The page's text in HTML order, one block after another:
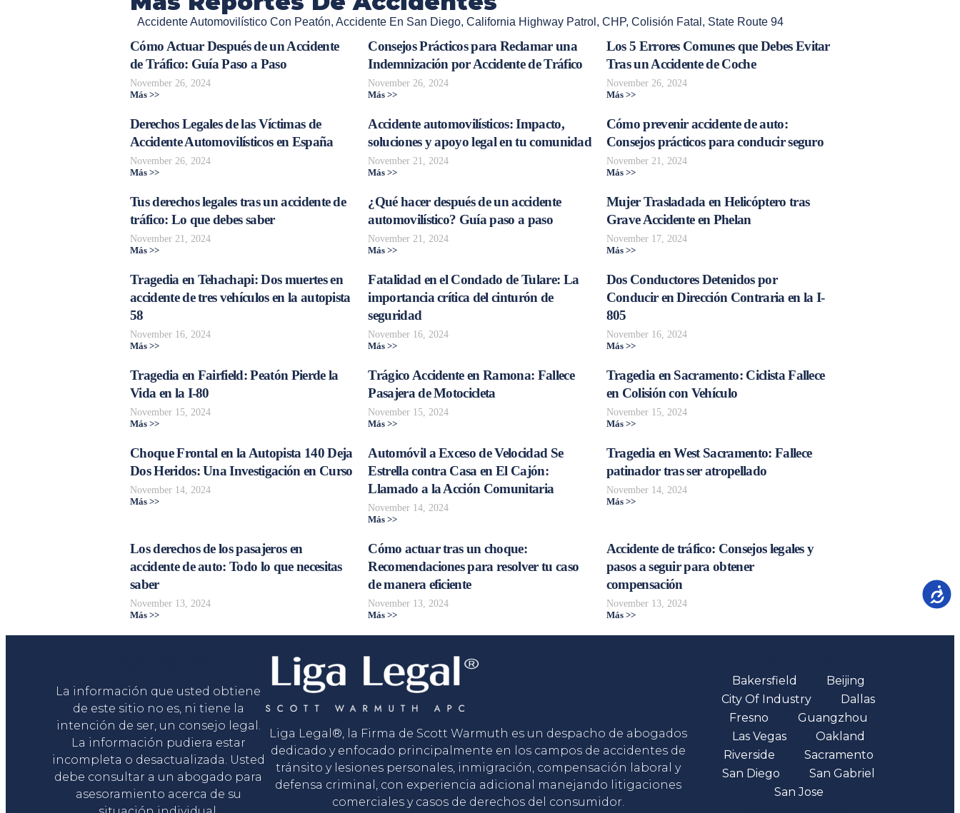
Accidente Automovilístico Con Peatón, Accidente En San Diego, California Highway Patrol , CHP, Colisión Fatal , State Route 94
Cómo Actuar Después de un Accidente
de Tráfico: Guía Paso a Paso
November 26, 2024
Más >>
Consejos Prácticos para Reclamar una
Indemnización por Accidente de Tráfico
November 26, 2024
Más >>
Los 5 Errores Comunes que Debes Evitar
Tras un Accidente de Coche
November 26, 2024
Más >>
Derechos Legales de las Víctimas de
Accidente Automovilísticos en España
November 26, 2024
Más >>
Accidente automovilísticos: Impacto,
soluciones y apoyo legal en tu comunidad
November 21, 2024
Más >>
Cómo prevenir accidente de auto:
Consejos prácticos para conducir seguro
November 21, 2024
Más >>
Tus derechos legales tras un accidente de
tráfico: Lo que debes saber
November 21, 2024
Más >>
¿Qué hacer después de un accidente
automovilístico? Guía paso a paso
November 21, 2024
Más >>
Mujer Trasladada en Helicóptero tras
Grave Accidente en Phelan
November 17, 2024
Más >>
Tragedia en Tehachapi: Dos muertes en
accidente de tres vehículos en la autopista
58
November 16, 2024
Más >>
Fatalidad en el Condado de Tulare: La
importancia crítica del cinturón de
seguridad
November 16, 2024
Más >>
Dos Conductores Detenidos por
Conducir en Dirección Contraria en la I-
805
November 16, 2024
Más >>
Tragedia en Fairfield: Peatón Pierde la
Vida en la I-80
November 15, 2024
Más >>
Trágico Accidente en Ramona: Fallece
Pasajera de Motocicleta
November 15, 2024
Más >>
Tragedia en Sacramento: Ciclista Fallece
en Colisión con Vehículo
November 15, 2024
Más >>
Choque Frontal en la Autopista 140 Deja
Dos Heridos: Una Investigación en Curso
November 14, 2024
Más >>
Automóvil a Exceso de Velocidad Se
Estrella contra Casa en El Cajón:
Llamado a la Acción Comunitaria
November 14, 2024
Más >>
Tragedia en West Sacramento: Fallece
patinador tras ser atropellado
November 14, 2024
Más >>
Los derechos de los pasajeros en
accidente de auto: Todo lo que necesitas
saber
November 13, 2024
Más >>
Cómo actuar tras un choque:
Recomendaciones para resolver tu caso
de manera eficiente
November 13, 2024
Más >>
Accidente de tráfico: Consejos legales y
pasos a seguir para obtener
compensación
November 13, 2024
Más >>
La información que usted obtiene
de este sitio no es, ni tiene la
intención de ser, un consejo legal.
La información pudiera estar
incompleta o desactualizada. Usted
debe consultar a un abogado para
asesoramiento acerca de su
Liga Legal®, la Firma de Scott Warmuth es un despacho de abogados
dedicado y enfocado principalmente en los campos de accidentes de
tránsito y lesiones personales, inmigración, compensación laboral y
defensa criminal, con experiencia adicional manejando litigaciones
comerciales y casos de derechos del consumidor.
Bakersfield
Beijing
City Of Industry
Dallas
Fresno
Guangzhou
Las Vegas
Oakland
Riverside
Sacramento
San Diego
San Gabriel
San Jose